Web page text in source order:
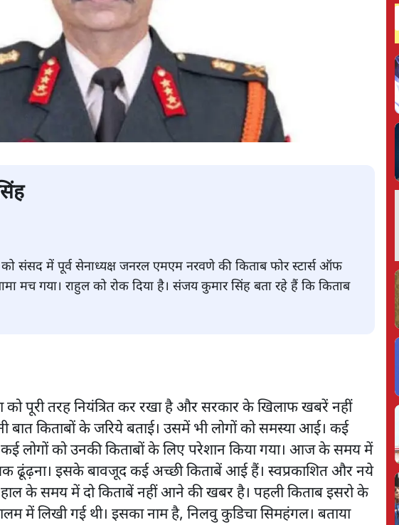
को संसद में पूर्व सेनाध्यक्ष जनरल एमएम नरवणे की किताब फोर स्टार्स ऑफ
मच गया। राहुल को रोक दिया है। संजय कुमार सिंह बता रहे हैं कि किताब
को पूरी तरह नियंत्रित कर रखा है और सरकार के खिलाफ खबरें नहीं
किताबों के जरिये बताई। उसमें भी लोगों को समस्या आई। कई
कई लोगों को उनकी किताबों के लिए परेशान किया गया। आज के समय में
ढूंढ़ना। इसके बावजूद कई अच्छी किताबें आई हैं। स्वप्रकाशित और नये
के समय में दो किताबें नहीं आने की खबर है। पहली किताब इसरो के
में लिखी गई थी। इसका नाम है, निलवु कुडिचा सिमहंगल। बताया